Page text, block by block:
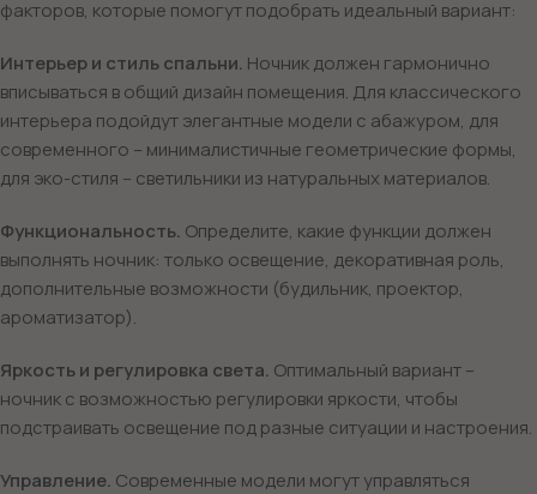
факторов, которые помогут подобрать идеальный вариант:
Интерьер и стиль спальни. Ночник должен гармонично
вписываться в общий дизайн помещения. Для классического
интерьера подойдут элегантные модели с абажуром, для
современного – минималистичные геометрические формы,
для эко-стиля – светильники из натуральных материалов.
Функциональность. Определите, какие функции должен
выполнять ночник: только освещение, декоративная роль,
дополнительные возможности (будильник, проектор,
ароматизатор).
Яркость и регулировка света. Оптимальный вариант –
ночник с возможностью регулировки яркости, чтобы
подстраивать освещение под разные ситуации и настроения.
Управление. Современные модели могут управляться